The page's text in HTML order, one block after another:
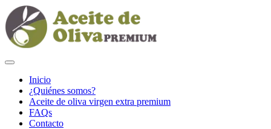
Inicio
¿Quiénes somos?
Aceite de oliva virgen extra premium
FAQs
Contacto